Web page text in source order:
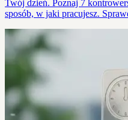
Twój dzień. Poznaj 7
sposób, w jaki pracujesz.